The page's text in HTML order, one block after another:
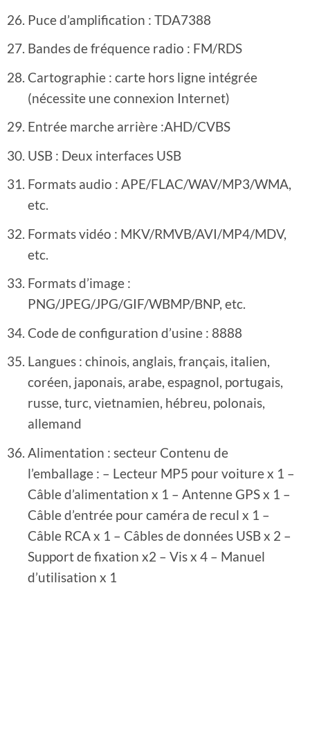
Puce d’amplification : TDA7388
Bandes de fréquence radio : FM/RDS
Cartographie : carte hors ligne intégrée
(nécessite une connexion Internet)
Entrée marche arrière :AHD/CVBS
USB : Deux interfaces USB
Formats audio : APE/FLAC/WAV/MP3/WMA,
etc.
Formats vidéo : MKV/RMVB/AVI/MP4/MDV,
etc.
Formats d’image :
PNG/JPEG/JPG/GIF/WBMP/BNP, etc.
Code de configuration d’usine : 8888
Langues : chinois, anglais, français, italien,
coréen, japonais, arabe, espagnol, portugais,
russe, turc, vietnamien, hébreu, polonais,
allemand
Alimentation : secteur Contenu de
l’emballage : – Lecteur MP5 pour voiture x 1 –
Câble d’alimentation x 1 – Antenne GPS x 1 –
Câble d’entrée pour caméra de recul x 1 –
Câble RCA x 1 – Câbles de données USB x 2 –
Support de fixation x2 – Vis x 4 – Manuel
d’utilisation x 1